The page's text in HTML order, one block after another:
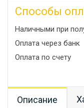
Способы
Наличными при
Оплата через банк
Оплата по счету
Описание